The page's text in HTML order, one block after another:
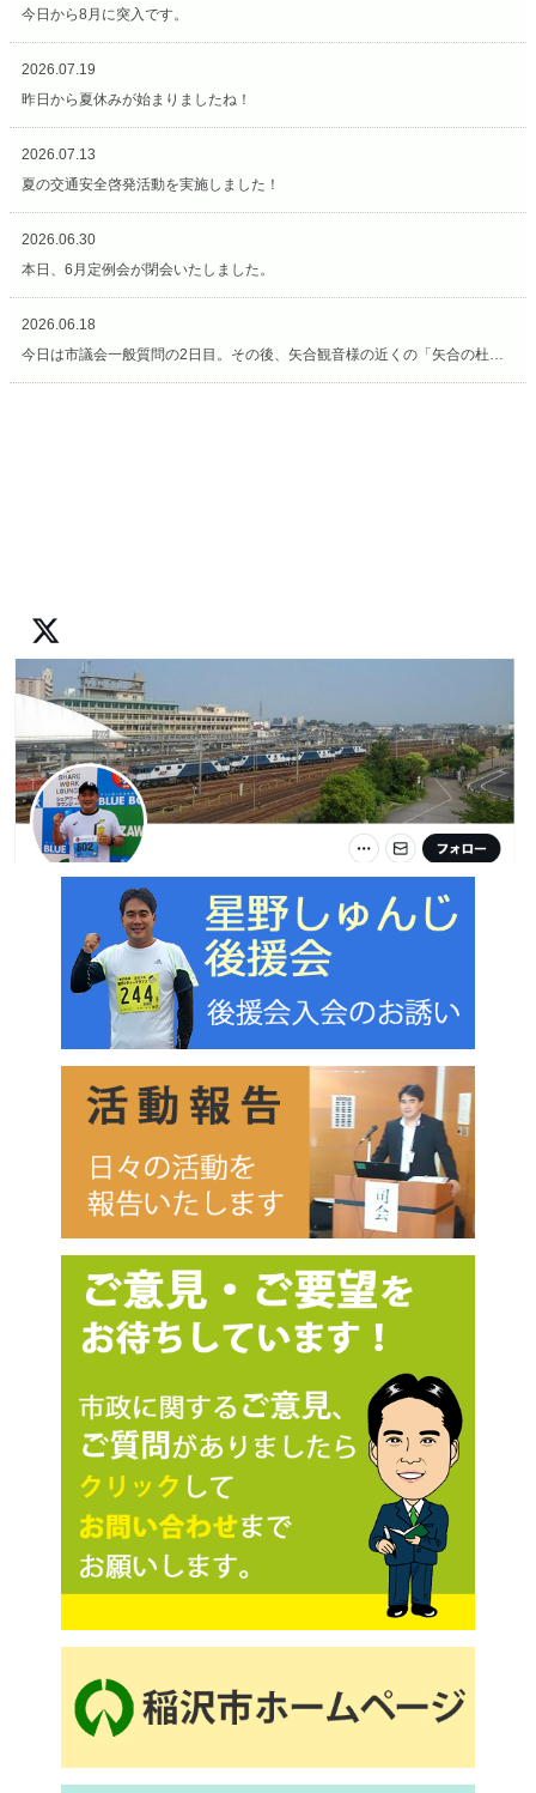
今日から8月に突入です。
2026.07.19
昨日から夏休みが始まりましたね！
2026.07.13
夏の交通安全啓発活動を実施しました！
2026.06.30
本日、6月定例会が閉会いたしました。
2026.06.18
今日は市議会一般質問の2日目。その後、矢合観音様の近くの「矢合の杜」へ。